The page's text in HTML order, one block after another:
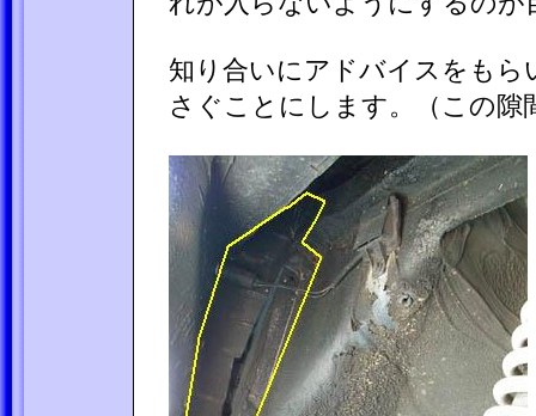
知り合いにアドバイスをも
さぐことにします。（この